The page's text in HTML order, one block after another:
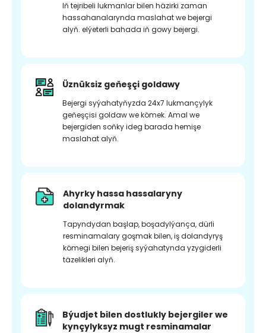
Iň tejribeli lukmanlar bilen häzirki zaman
hassahanalarynda maslahat we bejergi
alyň. elýeterli bahada iň gowy bejergi.
Üznüksiz geňeşçi goldawy
Bejergi syýahatyňyzda 24x7 lukmançylyk
geňeşçisi goldaw we kömek. Amal we
bejergiden soňky ideg barada hemişe
maslahat alyň.
Ahyrky hassa hassalaryny
dolandyrmak
Tapyndydan başlap, boşadylýança, dürli
resminamalary goşmak bilen, iş dolandyryş
kömegi bilen bejeriş syýahatynda yzygiderli
täzelikleri alyň.
Býudjet bilen dostlukly bejergiler we
kynçylyksyz mugt resminamalar